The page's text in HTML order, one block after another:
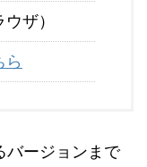
ザ）
ら
バージョンまで